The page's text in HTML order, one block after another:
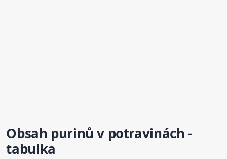
Obsah purinů v potravinách -
tabulka